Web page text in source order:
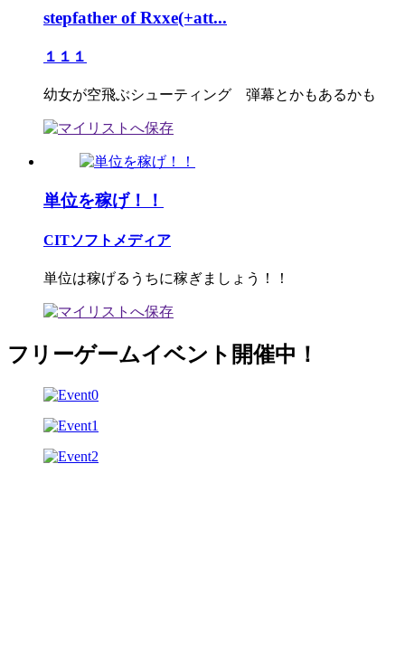
stepfather of Rxxe(+att...
１１１
幼女が空飛ぶシューティング 弾幕とかもあるかも
単位を稼げ！！
CITソフトメディア
単位は稼げるうちに稼ぎましょう！！
フリーゲームイベント開催中！